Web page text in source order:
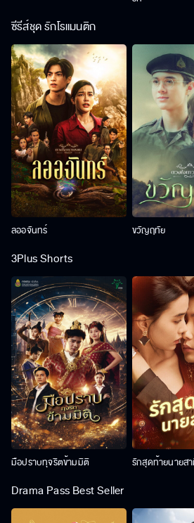
ซีรีส์ชุด รักโรแมนติก
ลออจันทร์ ขวัญฤทัย
3Plus Shorts
มือปราบทุจริตข้ามมิติ รักสุดท้ายนายส
Drama Pass Best Seller